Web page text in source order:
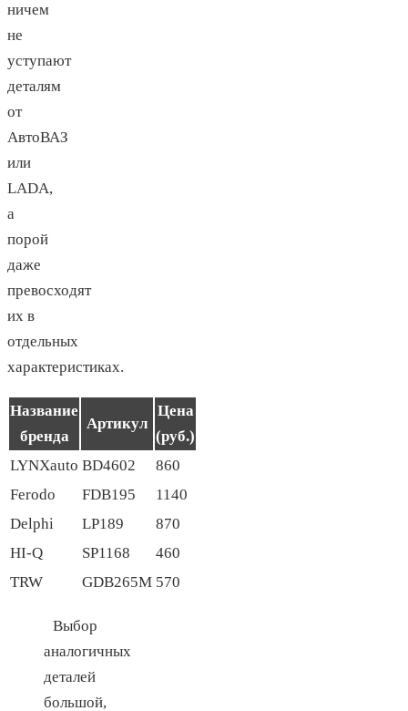
ничем
не
уступают
деталям
от
АвтоВАЗ
или
LADA,
а
порой
даже
превосходят
их в
отдельных
характеристиках.
Название
бренда
Артикул
Цена
(руб.)
LYNXauto BD4602
860
Ferodo
FDB195
1140
Delphi
LP189
870
HI-Q
SP1168
460
TRW
GDB265M 570
Выбор
аналогичных
деталей
большой,